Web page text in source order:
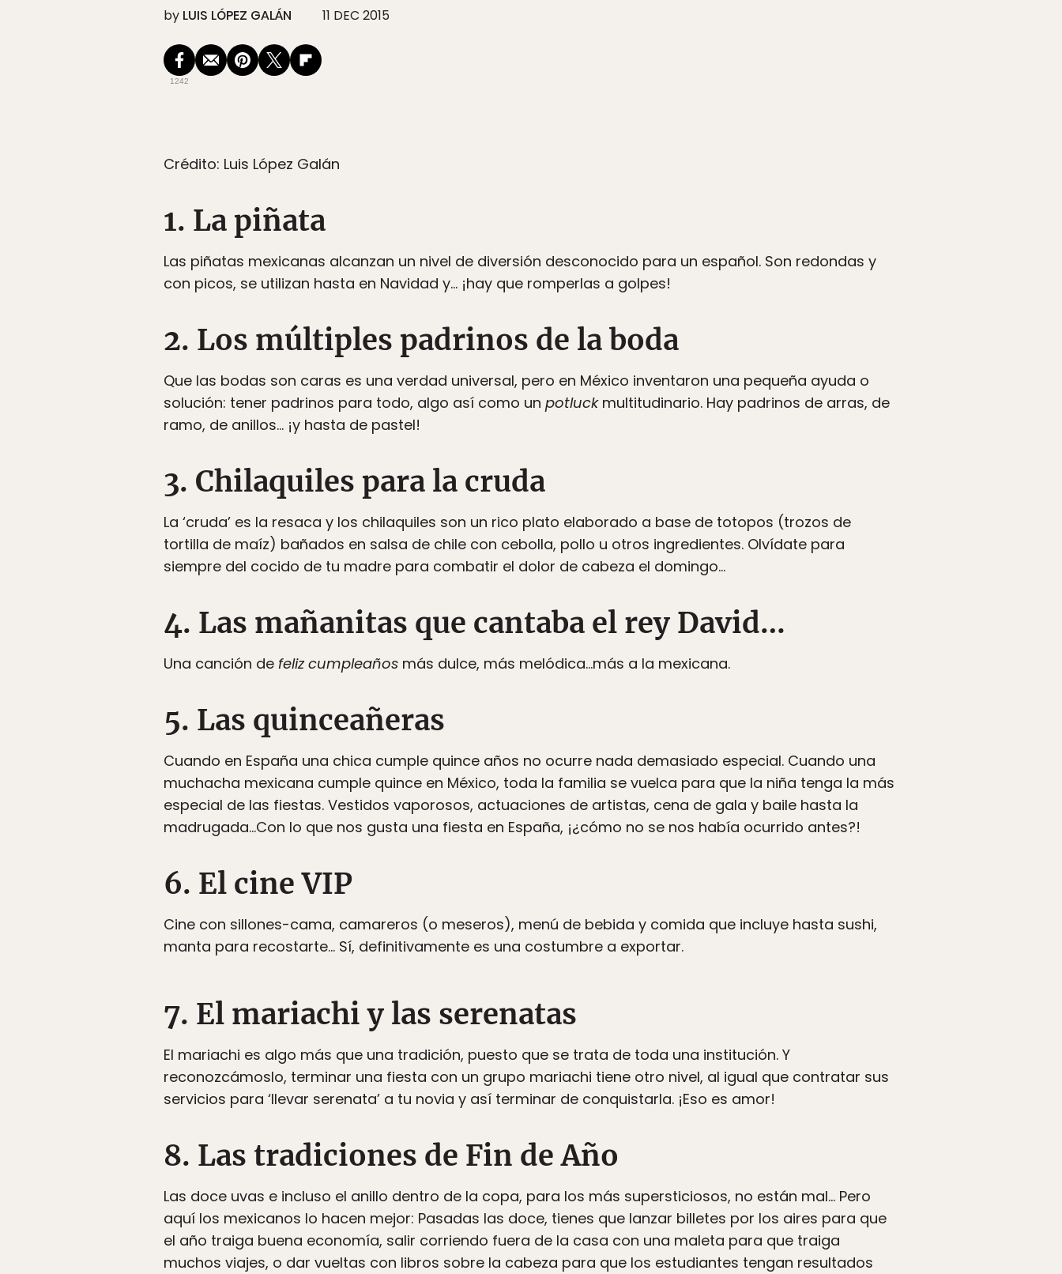
by LUIS LÓPEZ GALÁN 11 DEC 2015
1242
Crédito: Luis López Galán
1. La piñata
Las piñatas mexicanas alcanzan un nivel de diversión desconocido para un español. Son redondas y
con picos, se utilizan hasta en Navidad y… ¡hay que romperlas a golpes!
2. Los múltiples padrinos de la boda
Que las bodas son caras es una verdad universal, pero en México inventaron una pequeña ayuda o
solución: tener padrinos para todo, algo así como un potluckmultitudinario. Hay padrinos de arras, de
ramo, de anillos… ¡y hasta de pastel!
3. Chilaquiles para la cruda
La ‘cruda’ es la resaca y los chilaquiles son un rico plato elaborado a base de totopos (trozos de
tortilla de maíz) bañados en salsa de chile con cebolla, pollo u otros ingredientes. Olvídate para
siempre del cocido de tu madre para combatir el dolor de cabeza el domingo…
4. Las mañanitas que cantaba el rey David…
Una canción de feliz cumpleaños más dulce, más melódica…más a la mexicana.
5. Las quinceañeras
Cuando en España una chica cumple quince años no ocurre nada demasiado especial. Cuando una
muchacha mexicana cumple quince en México, toda la familia se vuelca para que la niña tenga la más
especial de las fiestas. Vestidos vaporosos, actuaciones de artistas, cena de gala y baile hasta la
madrugada…Con lo que nos gusta una fiesta en España, ¡¿cómo no se nos había ocurrido antes?!
6. El cine VIP
Cine con sillones-cama, camareros (o meseros), menú de bebida y comida que incluye hasta sushi,
manta para recostarte… Sí, definitivamente es una costumbre a exportar.
7. El mariachi y las serenatas
El mariachi es algo más que una tradición, puesto que se trata de toda una institución. Y
reconozcámoslo, terminar una fiesta con un grupo mariachi tiene otro nivel, al igual que contratar sus
servicios para ‘llevar serenata’ a tu novia y así terminar de conquistarla. ¡Eso es amor!
8. Las tradiciones de Fin de Año
Las doce uvas e incluso el anillo dentro de la copa, para los más supersticiosos, no están mal… Pero
aquí los mexicanos lo hacen mejor: Pasadas las doce, tienes que lanzar billetes por los aires para que
el año traiga buena economía, salir corriendo fuera de la casa con una maleta para que traiga
muchos viajes, o dar vueltas con libros sobre la cabeza para que los estudiantes tengan resultados